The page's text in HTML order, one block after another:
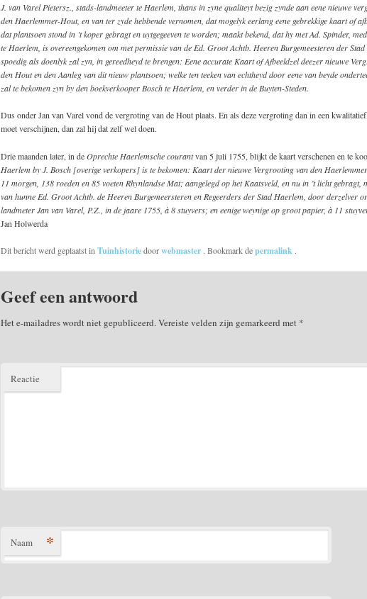
J. van Varel Pietersz., stads-landmeeter te Haerlem, thans in zyne qualiteyt bezig zynde aan eene nieuwe
den Haerlemmer-Hout, en van ter zyde hebbende vernomen, dat mogelyk eerlang eene gebrekkige kaart of
dat plantsoen stond in ’t koper gebragt en uytgegeeven te worden; maakt bekend, dat hy met Ad. Spinder,
te Haerlem, is overeengekomen om met permissie van de Ed. Groot Achtb. Heeren Burgemeesteren der
spoedig als doenlyk zal zyn, in gereedheyd te brengen: Eene accurate Kaart of Afbeeldzel deezer nieuwe
den Hout en den Aanleg van dit nieuw plantsoen; welke ten teeken van echtheyd door eene van beyde
zal te bekomen zyn by den boekverkooper Bosch te Haerlem, en verder in de Buyten-Steden.
Dus onder Jan van Varel vond de vergroting van de Hout plaats. En als deze vergroting dan in een
moet verschijnen, dan zal hij dat zelf wel doen.
Drie maanden later, in deOprechte Haerlemsche courantvan 5 juli 1755, blijkt de kaart verschenen en te
Haerlem by J. Bosch [overige verkopers] is te bekomen: Kaart der nieuwe Vergrooting van den
11 morgen, 138 roeden en 85 voeten Rhynlandse Mat; aangelegd op het Kaatsveld, en nu in ’t licht gebragt,
van hunne Ed. Groot Achtb. de Heeren Burgemeersteren en Regeerders der Stad Haerlem, door derzelver
landmeter Jan van Varel, P.Z., in de jaare 1755, à 8 stuyvers; en eenige weynige op groot papier, à 11
Jan Holwerda
Dit bericht werd geplaatst inTuinhistoriedoorwebmaster . Bookmark depermalink .
Geef een antwoord
Het e-mailadres wordt niet gepubliceerd.Vereiste velden zijn gemarkeerd met *
Reactie
Naam *